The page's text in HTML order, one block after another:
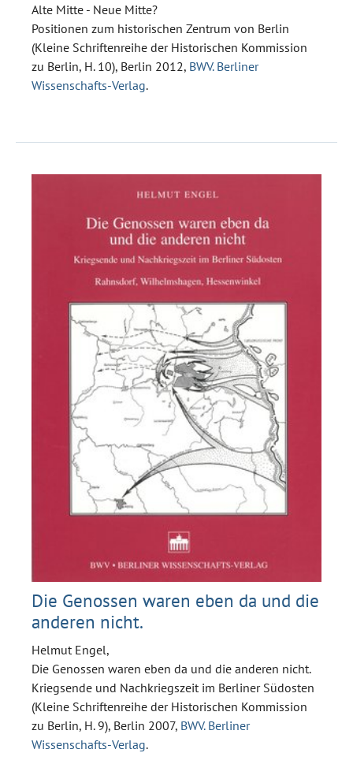
Alte Mitte - Neue Mitte?
Positionen zum historischen Zentrum von Berlin
(Kleine Schriftenreihe der Historischen Kommission
zu Berlin, H. 10), Berlin 2012, BWV. Berliner
Wissenschafts-Verlag.
Die Genossen waren eben da und die
anderen nicht.
Helmut Engel,
Die Genossen waren eben da und die anderen nicht.
Kriegsende und Nachkriegszeit im Berliner Südosten
(Kleine Schriftenreihe der Historischen Kommission
zu Berlin, H. 9), Berlin 2007, BWV. Berliner
Wissenschafts-Verlag.